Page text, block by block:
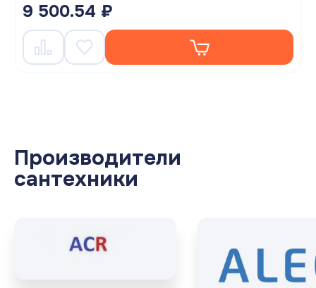
9 500.54 ₽
Производители
сантехники